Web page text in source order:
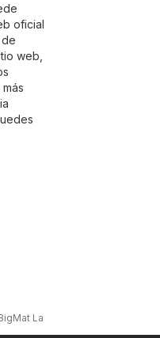
oficial
web,
Las Palmas de Gran Canaria